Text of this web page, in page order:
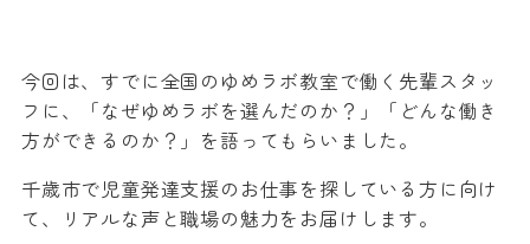
今回は、すでに全国のゆめラボ教室で働く先輩スタッ
フに、「なぜゆめラボを選んだのか？」「どんな働き
方ができるのか？」を語ってもらいました。
千歳市で児童発達支援のお仕事を探している方に向け
て、リアルな声と職場の魅力をお届けします。